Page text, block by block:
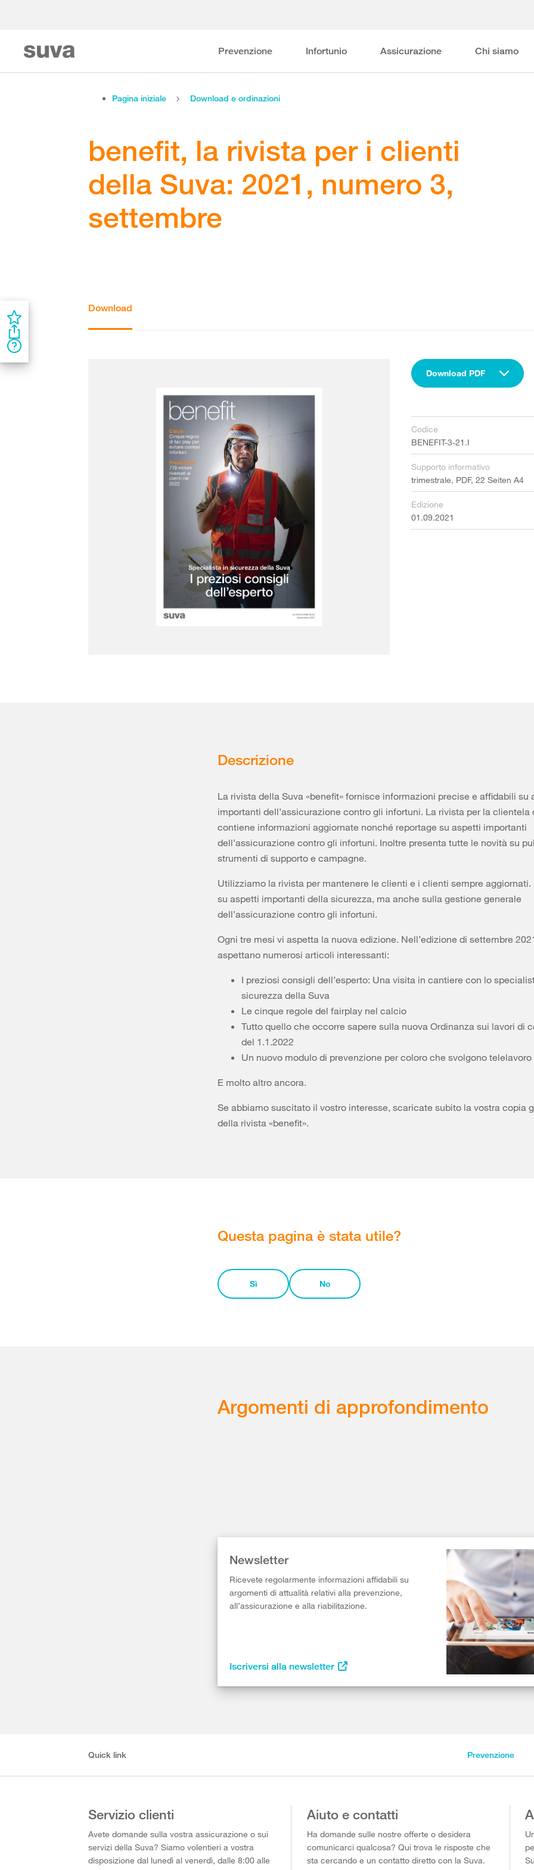
Prevenzione Infortunio Assicurazione Chi siamo
Pagina iniziale Download e ordinazioni
benefit, la rivista per i clienti
della Suva: 2021, numero 3,
settembre
Download
Download PDF
Codice
BENEFIT-3-21.I
Supporto informativo
trimestrale, PDF, 22 Seiten A4
Edizione
01.09.2021
Descrizione
La rivista della Suva «benefit» fornisce informazioni precise e affidabili su
importanti dell’assicurazione contro gli infortuni. La rivista per la clientela
contiene informazioni aggiornate nonché reportage su aspetti importanti
dell’assicurazione contro gli infortuni. Inoltre presenta tutte le novità su
strumenti di supporto e campagne.
Utilizziamo la rivista per mantenere le clienti e i clienti sempre aggiornati.
su aspetti importanti della sicurezza, ma anche sulla gestione generale
dell’assicurazione contro gli infortuni.
Ogni tre mesi vi aspetta la nuova edizione. Nell’edizione di settembre
aspettano numerosi articoli interessanti:
I preziosi consigli dell’esperto: Una visita in cantiere con lo
sicurezza della Suva
Le cinque regole del fairplay nel calcio
Tutto quello che occorre sapere sulla nuova Ordinanza sui lavori di
del 1.1.2022
Un nuovo modulo di prevenzione per coloro che svolgono telelavoro
E molto altro ancora.
Se abbiamo suscitato il vostro interesse, scaricate subito la vostra copia
della rivista «benefit».
Questa pagina è stata utile?
Sì No
Argomenti di approfondimento
Newsletter
Ricevete regolarmente informazioni affidabili su
argomenti di attualità relativi alla prevenzione,
all’assicurazione e alla riabilitazione.
Iscriversi alla newsletter
Quick link Prevenzione
Servizio clienti
Avete domande sulla vostra assicurazione o sui
servizi della Suva? Siamo volentieri a vostra
disposizione dal lunedì al venerdì, dalle 8:00 alle
Aiuto e contatti
Ha domande sulle nostre offerte o desidera
comunicarci qualcosa? Qui trova le risposte che
sta cercando e un contatto diretto con la Suva.